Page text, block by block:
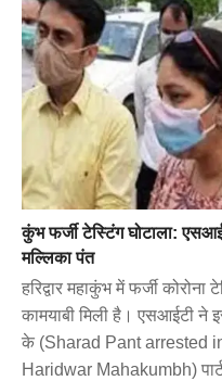
कुंभ फर्जी टेस्टिंग घोटाला:
मल्लिका पंत
हरिद्वार महाकुंभ में फर्जी
कामयाबी मिली है। एसआईटी ने
के (Sharad Pant arrested
Haridwar Mahakumbh)